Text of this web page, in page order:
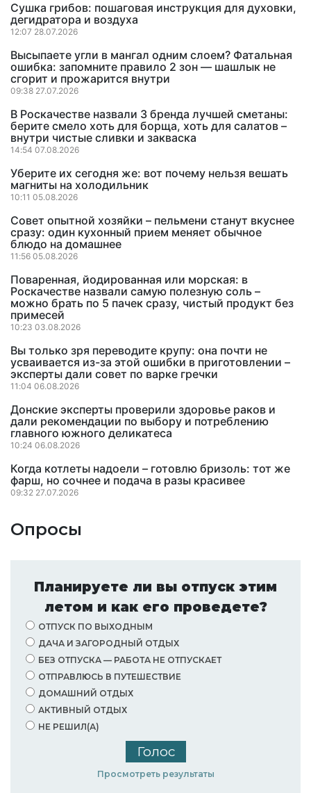
Сушка грибов: пошаговая инструкция для духовки,
дегидратора и воздуха
12:07 28.07.2026
Высыпаете угли в мангал одним слоем? Фатальная
ошибка: запомните правило 2 зон — шашлык не
сгорит и прожарится внутри
09:38 27.07.2026
В Роскачестве назвали 3 бренда лучшей сметаны:
берите смело хоть для борща, хоть для салатов –
внутри чистые сливки и закваска
14:54 07.08.2026
Уберите их сегодня же: вот почему нельзя вешать
магниты на холодильник
10:11 05.08.2026
Совет опытной хозяйки – пельмени станут вкуснее
сразу: один кухонный прием меняет обычное
блюдо на домашнее
11:56 05.08.2026
Поваренная, йодированная или морская: в
Роскачестве назвали самую полезную соль –
можно брать по 5 пачек сразу, чистый продукт без
примесей
10:23 03.08.2026
Вы только зря переводите крупу: она почти не
усваивается из-за этой ошибки в приготовлении –
эксперты дали совет по варке гречки
11:04 06.08.2026
Донские эксперты проверили здоровье раков и
дали рекомендации по выбору и потреблению
главного южного деликатеса
10:24 06.08.2026
Когда котлеты надоели – готовлю бризоль: тот же
фарш, но сочнее и подача в разы красивее
09:32 27.07.2026
Опросы
Планируете ли вы отпуск этим
летом и как его проведете?
ОТПУСК ПО ВЫХОДНЫМ
ДАЧА И ЗАГОРОДНЫЙ ОТДЫХ
БЕЗ ОТПУСКА — РАБОТА НЕ ОТПУСКАЕТ
ОТПРАВЛЮСЬ В ПУТЕШЕСТВИЕ
ДОМАШНИЙ ОТДЫХ
АКТИВНЫЙ ОТДЫХ
НЕ РЕШИЛ(А)
Просмотреть результаты